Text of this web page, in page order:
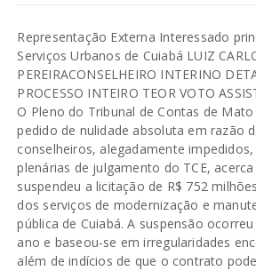
Representação Externa Interessado
Serviços Urbanos de Cuiabá LUIZ
PEREIRACONSELHEIRO INTERINO
PROCESSO INTEIRO TEOR VOTO
O Pleno do Tribunal de Contas de
pedido de nulidade absoluta em razão
conselheiros, alegadamente
plenárias de julgamento do TCE,
suspendeu a licitação de R$ 752
dos serviços de modernização e
pública de Cuiabá. A suspensão
ano e baseou-se em irregularidades
além de indícios de que o contrato